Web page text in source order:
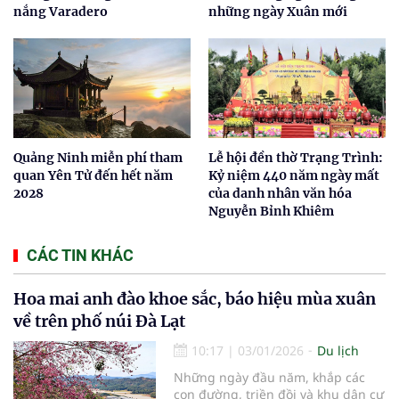
nắng Varadero
những ngày Xuân mới
Quảng Ninh miễn phí tham
quan Yên Tử đến hết năm
2028
Lễ hội đền thờ Trạng Trình:
Kỷ niệm 440 năm ngày mất
của danh nhân văn hóa
Nguyễn Bỉnh Khiêm
CÁC TIN KHÁC
Hoa mai anh đào khoe sắc, báo hiệu mùa xuân
về trên phố núi Đà Lạt
10:17 | 03/01/2026
Du lịch
Những ngày đầu năm, khắp các
con đường, triền đồi và khu dân cư